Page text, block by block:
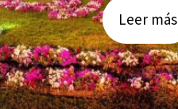
Leer más